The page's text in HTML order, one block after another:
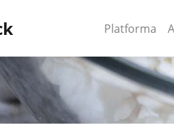
Platforma